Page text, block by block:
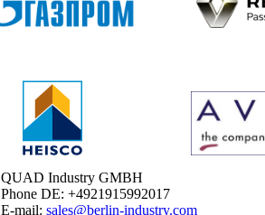
QUAD Industry GMBH
Phone DE: +4921915992017
E-mail: sales@berlin-industry.com